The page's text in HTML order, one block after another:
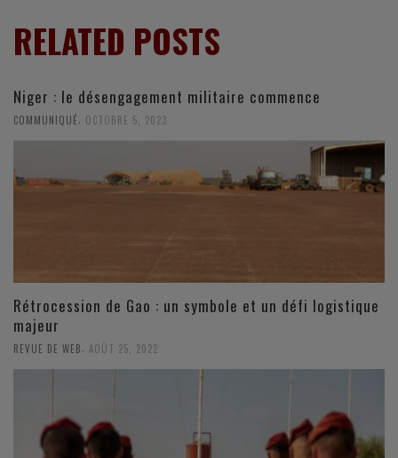
RELATED POSTS
Niger : le désengagement militaire commence
COMMUNIQUÉ OCTOBRE 5, 2023
Rétrocession de Gao : un symbole et un défi logistique
majeur
REVUE DE WEB AOÛT 25, 2022